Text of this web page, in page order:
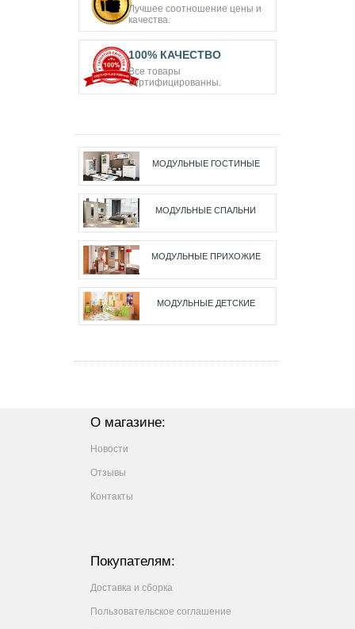
Лучшее соотношение цены и
качества.
100% КАЧЕСТВО
Все товары
сертифицированны.
МОДУЛЬНЫЕ ГОСТИНЫЕ
МОДУЛЬНЫЕ СПАЛЬНИ
МОДУЛЬНЫЕ ПРИХОЖИЕ
МОДУЛЬНЫЕ ДЕТСКИЕ
О магазине:
Новости
Отзывы
Контакты
Покупателям:
Доставка и сборка
Пользовательское соглашение